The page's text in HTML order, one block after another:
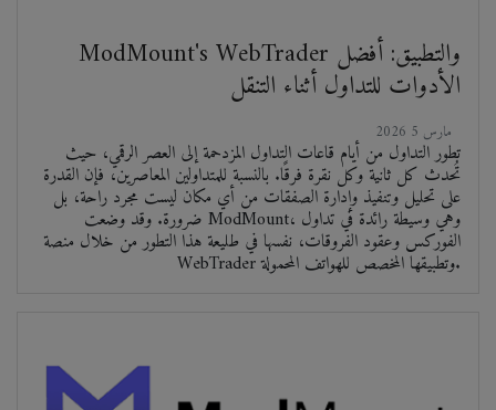
ModMount's WebTrader والتطبيق: أفضل
الأدوات للتداول أثناء التنقل
تطور التداول من أيام قاعات التداول المزدحمة إلى العصر الرقمي، حيث
تُحدث كل ثانية وكل نقرة فرقًا. بالنسبة للمتداولين المعاصرين، فإن القدرة
على تحليل وتنفيذ وإدارة الصفقات من أي مكان ليست مجرد راحة، بل
ضرورة. وقد وضعت ModMount، وهي وسيطة رائدة في تداول
الفوركس وعقود الفروقات، نفسها في طليعة هذا التطور من خلال منصة
WebTrader وتطبيقها المخصص للهواتف المحمولة.